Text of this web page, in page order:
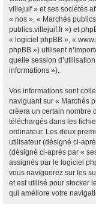
villejuif » et ses sociétés
« nos », « Marchés
publics.villejuif.fr ») et
« logiciel phpBB », «
phpBB ») utilisent
quelle session
informations »).
Vos informations sont
naviguant sur « Marchés
créera un certain nombre
téléchargés dans les
ordinateur. Les deux
utilisateur (désigné ci-
(désigné ci-après par «
assignés par le logiciel
vous naviguerez sur les
et est utilisé pour stocker
qui améliore votre